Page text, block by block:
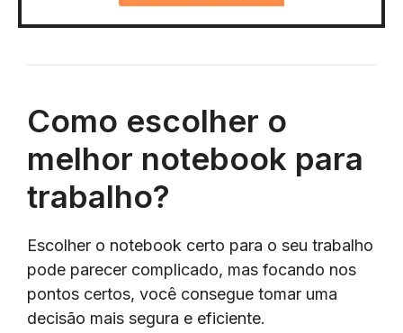
Como escolher o
melhor notebook para
trabalho?
Escolher o notebook certo para o seu trabalho
pode parecer complicado, mas focando nos
pontos certos, você consegue tomar uma
decisão mais segura e eficiente.